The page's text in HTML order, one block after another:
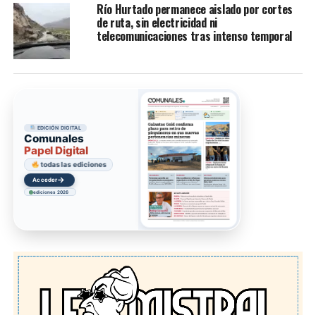
Río Hurtado permanece aislado por cortes
de ruta, sin electricidad ni
telecomunicaciones tras intenso temporal
EDICIÓN DIGITAL
Comunales
Papel Digital
todas las ediciones
Acceder→
ediciones 2026